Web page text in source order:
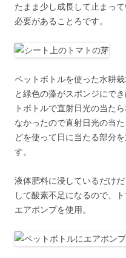
たまま少し成長して止まっ
必要があることろです。
ペットボトルを使った水耕
と緑色の藻がスポンジにで
トボトルで直射日光の当た
なかったので直射日光の当
どを使って日に当たる部分
す。
液体肥料に浸しているだけ
して酸素不足になるので、
エアポンプを使用。